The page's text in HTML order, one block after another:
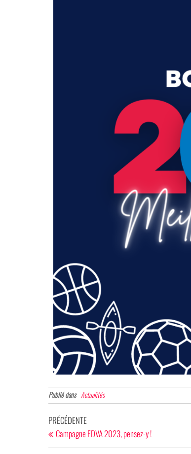
Publié dans Actualités
PRÉCÉDENTE
Campagne FDVA 2023, pensez-y !